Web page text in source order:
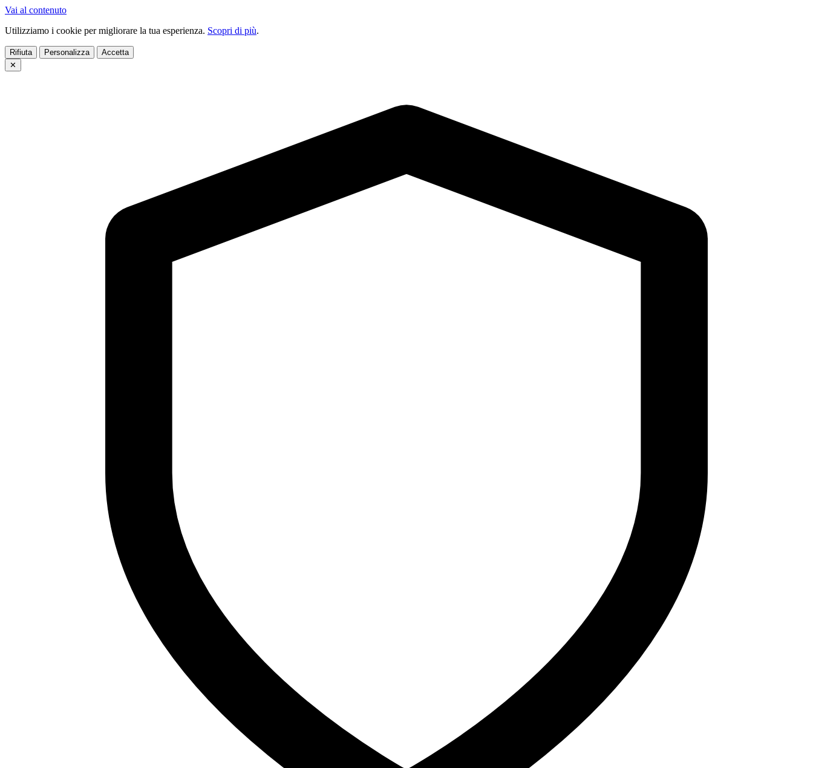
Vai al contenuto
Utilizziamo i cookie per migliorare la tua esperienza. Scopri di più.
Rifiuta Personalizza
Accetta
✕